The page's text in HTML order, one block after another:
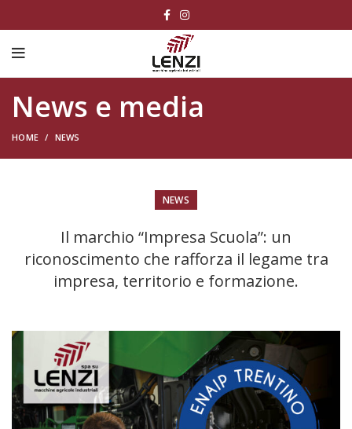
News e media
HOME NEWS
NEWS
Il marchio “Impresa Scuola”: un
riconoscimento che rafforza il legame tra
impresa, territorio e formazione.